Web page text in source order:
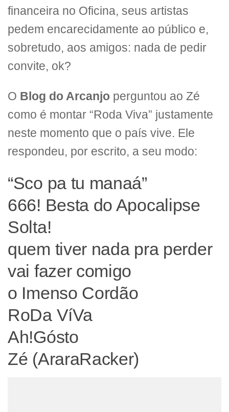
financeira no Oficina, seus artistas
pedem encarecidamente ao público e,
sobretudo, aos amigos: nada de pedir
convite, ok?
O Blog do Arcanjo perguntou ao Zé
como é montar “Roda Viva” justamente
neste momento que o país vive. Ele
respondeu, por escrito, a seu modo:
“Sco pa tu manaá”
666! Besta do Apocalipse
Solta!
quem tiver nada pra perder
vai fazer comigo
o Imenso Cordão
RoDa VíVa
Ah!Gósto
Zé (AraraRacker)